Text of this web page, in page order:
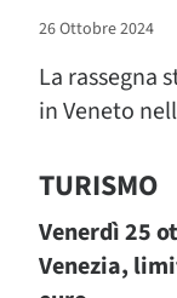
26 Ottobre 2024
La rassegna
in Veneto
TURISMO
Venerdì 25
Venezia,